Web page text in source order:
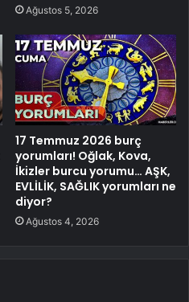
Ağustos 5, 2026
17 Temmuz 2026 burç
yorumları! Oğlak, Kova,
İkizler burcu yorumu… AŞK,
EVLİLİK, SAĞLIK yorumları ne
diyor?
Ağustos 4, 2026